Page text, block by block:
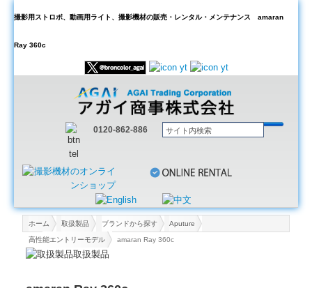
撮影用ストロボ、動画用ライト、撮影機材の販売・レンタル・メンテナンス amaran
Ray 360c
0120-862-886
ホーム 取扱製品 ブランドから探す Aputure
高性能エントリーモデル amaran Ray 360c
取扱製品